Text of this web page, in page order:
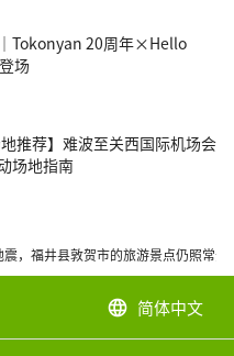
Tokonyan 20周年×Hello
场
地推荐】难波至关西国际机场会
场地指南
，福井县敦贺市的旅游景点仍照常开
language 简体中文